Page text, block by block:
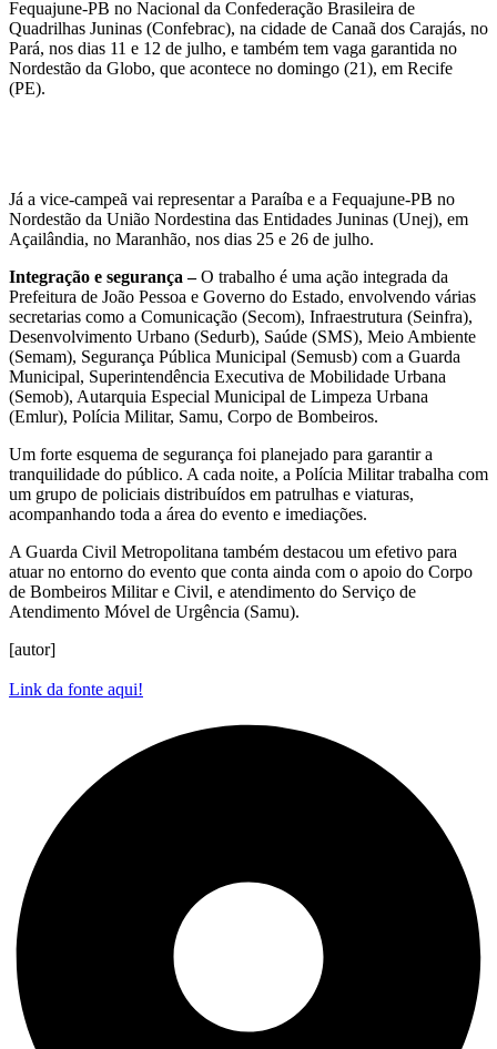
Fequajune-PB no Nacional da Confederação Brasileira de
Quadrilhas Juninas (Confebrac), na cidade de Canaã dos Carajás, no
Pará, nos dias 11 e 12 de julho, e também tem vaga garantida no
Nordestão da Globo, que acontece no domingo (21), em Recife
(PE).
Já a vice-campeã vai representar a Paraíba e a Fequajune-PB no
Nordestão da União Nordestina das Entidades Juninas (Unej), em
Açailândia, no Maranhão, nos dias 25 e 26 de julho.
Integração e segurança –O trabalho é uma ação integrada da
Prefeitura de João Pessoa e Governo do Estado, envolvendo várias
secretarias como a Comunicação (Secom), Infraestrutura (Seinfra),
Desenvolvimento Urbano (Sedurb), Saúde (SMS), Meio Ambiente
(Semam), Segurança Pública Municipal (Semusb) com a Guarda
Municipal, Superintendência Executiva de Mobilidade Urbana
(Semob), Autarquia Especial Municipal de Limpeza Urbana
(Emlur), Polícia Militar, Samu, Corpo de Bombeiros.
Um forte esquema de segurança foi planejado para garantir a
tranquilidade do público. A cada noite, a Polícia Militar trabalha com
um grupo de policiais distribuídos em patrulhas e viaturas,
acompanhando toda a área do evento e imediações.
A Guarda Civil Metropolitana também destacou um efetivo para
atuar no entorno do evento que conta ainda com o apoio do Corpo
de Bombeiros Militar e Civil, e atendimento do Serviço de
Atendimento Móvel de Urgência (Samu).
[autor]
Link da fonte aqui!